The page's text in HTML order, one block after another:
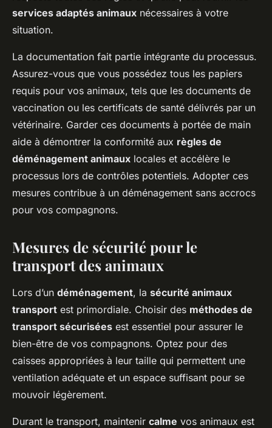
services adaptés animaux nécessaires à votre
situation.
La documentation fait partie intégrante du processus.
Assurez-vous que vous possédez tous les papiers
requis pour vos animaux, tels que les documents de
vaccination ou les certificats de santé délivrés par un
vétérinaire. Garder ces documents à portée de main
aide à démontrer la conformité aux règles de
déménagement animaux locales et accélère le
processus lors de contrôles potentiels. Adopter ces
mesures contribue à un déménagement sans accrocs
pour vos compagnons.
Mesures de sécurité pour le
transport des animaux
Lors d’un déménagement, la sécurité animaux
transport est primordiale. Choisir des méthodes de
transport sécurisées est essentiel pour assurer le
bien-être de vos compagnons. Optez pour des
caisses appropriées à leur taille qui permettent une
ventilation adéquate et un espace suffisant pour se
mouvoir légèrement.
Durant le transport, maintenir calme vos animaux est